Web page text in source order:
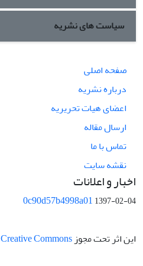
سیاست های نشریه
صفحه اصلی
درباره نشریه
اعضای هیات تحریریه
ارسال مقاله
تماس با ما
نقشه سایت
اخبار و اعلانات
0c90d57b4998a011397-02-04
این اثر تحت مجوز Creative Commons ارجاع 4.0 بین‌المللی